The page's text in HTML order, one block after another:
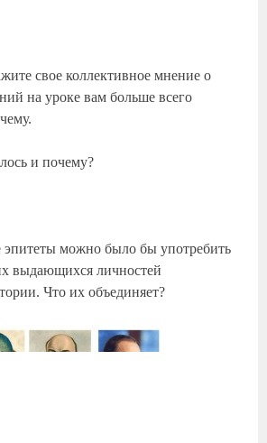
свое коллективное мнение о
на уроке вам больше всего
и почему?
эпитеты можно было бы употребить
выдающихся личностей
Что их объединяет?